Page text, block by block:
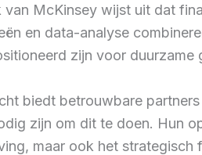
van McKinsey wijst uit dat
en data-analyse
zijn voor duurzame
biedt betrouwbare
zijn om dit te doen. Hun
maar ook het strategisch